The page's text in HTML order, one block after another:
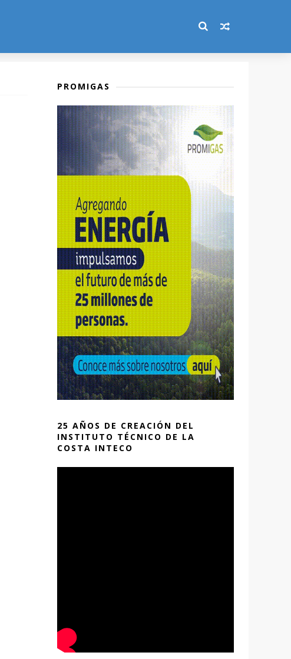
PROMIGAS
25 AÑOS DE CREACIÓN DEL
INSTITUTO TÉCNICO DE LA
COSTA INTECO